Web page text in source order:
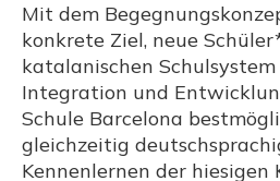
Mit dem
konkrete Ziel, neue
katalanischen
Integration und
Schule Barcelona
gleichzeitig
Kennenlernen der